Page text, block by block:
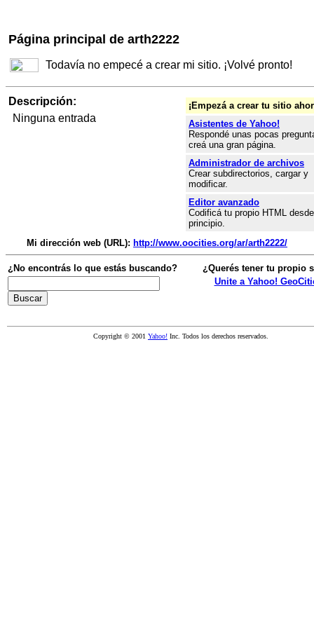
Página principal de arth2222
Todavía no empecé a crear mi sitio. ¡Volvé pronto!
Descripción:
Ninguna entrada
¡Empezá a crear tu sitio
Asistentes de Yahoo!
Respondé unas pocas
creá una gran página.
Administrador de archivos
Crear subdirectorios, cargar y
modificar.
Editor avanzado
Codificá tu propio HTML
principio.
Mi dirección web (URL): http://www.oocities.org/ar/arth2222/
¿No encontrás lo que estás buscando?
¿Querés tener tu propio
Unite a Yahoo!
Copyright © 2001 Yahoo! Inc. Todos los derechos reservados.